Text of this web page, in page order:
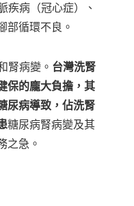
疾病（冠心症）、
部循環不良。
腎病變。 台灣洗腎
保的龐大負擔，其
尿病導致，佔洗腎
糖尿病腎病變及其
之急。